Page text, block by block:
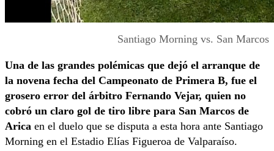
Santiago Morning vs. San Marcos
Una de las grandes polémicas que dejó el arranque de
la novena fecha del Campeonato de Primera B, fue el
grosero error del árbitro Fernando Vejar, quien no
cobró un claro gol de tiro libre para San Marcos de
Arica en el duelo que se disputa a esta hora ante Santiago
Morning en el Estadio Elías Figueroa de Valparaíso.